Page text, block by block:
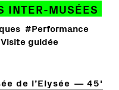
INTER-MUSÉES
#Performance
guidée
de l’Elysée 45'